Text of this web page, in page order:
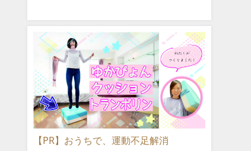
【PR】おうちで、運動不足解消